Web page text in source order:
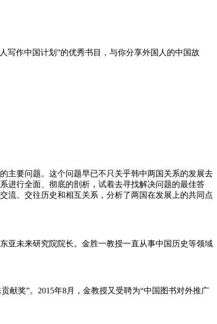
写作中国计划”的优秀书目，与你分享外国人的中国故
主要问题。这个问题早已不只关乎韩中两国关系的发展去
进行全面、彻底的剖析，试着去寻找解决问题的最佳答
流、交往历史和相互关系，分析了两国在发展上的共同点
亚未来研究院院长。金胜一教授一直从事中国历史等领域
献奖”。2015年8月，金教授又受聘为“中国图书对外推广